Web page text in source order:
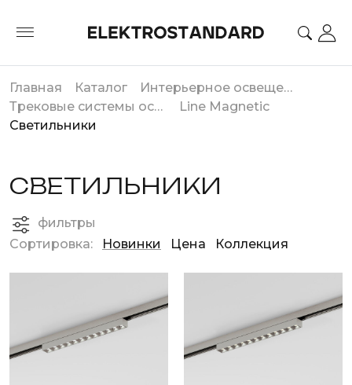
Главная Каталог
Интерьерное освещение
Трековые системы освещения
Line Magnetic
Светильники
СВЕТИЛЬНИКИ
фильтры
Сортировка:
Новинки Цена Коллекция